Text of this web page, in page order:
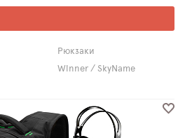
Рюкзаки
Winner / SkyName